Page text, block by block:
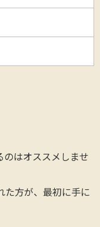
のはオススメしませ
た方が、最初に手に